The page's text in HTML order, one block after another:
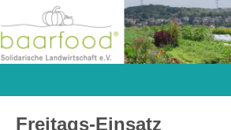
Freitags-Einsatz